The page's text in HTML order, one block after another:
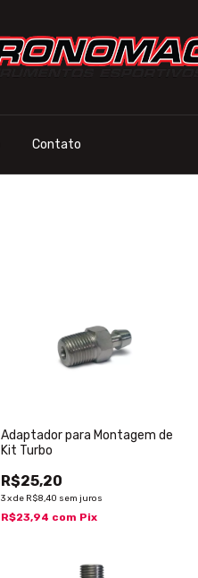
Contato
Adaptador para Montagem de
Kit Turbo
R$25,20
3xde R$8,40 sem juros
R$23,94 com Pix